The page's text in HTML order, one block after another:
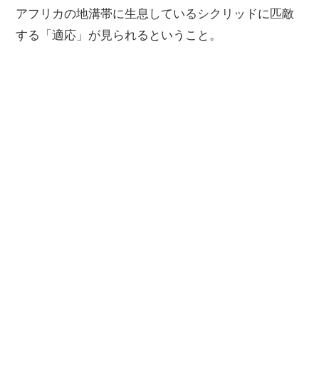
アフリカの地溝帯に生息しているシクリッドに匹敵
する「適応」が見られるということ。